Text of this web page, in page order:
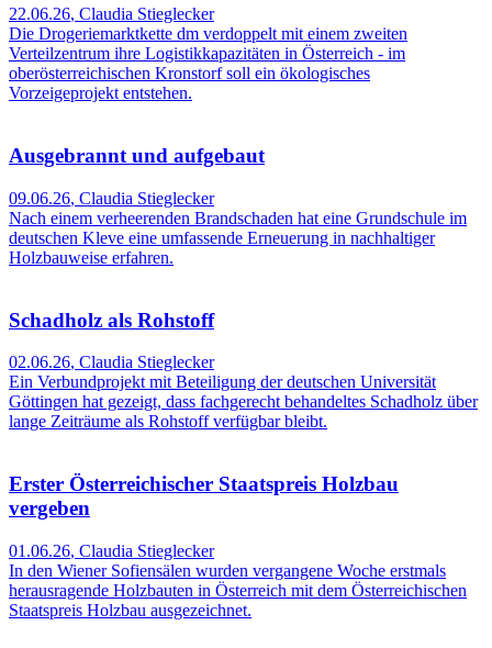
22.06.26, Claudia Stieglecker
Die Drogeriemarktkette dm verdoppelt mit einem zweiten
Verteilzentrum ihre Logistikkapazitäten in Österreich - im
oberösterreichischen Kronstorf soll ein ökologisches
Vorzeigeprojekt entstehen.
Ausgebrannt und aufgebaut
09.06.26, Claudia Stieglecker
Nach einem verheerenden Brandschaden hat eine Grundschule im
deutschen Kleve eine umfassende Erneuerung in nachhaltiger
Holzbauweise erfahren.
Schadholz als Rohstoff
02.06.26, Claudia Stieglecker
Ein Verbundprojekt mit Beteiligung der deutschen Universität
Göttingen hat gezeigt, dass fachgerecht behandeltes Schadholz über
lange Zeiträume als Rohstoff verfügbar bleibt.
Erster Österreichischer Staatspreis Holzbau
vergeben
01.06.26, Claudia Stieglecker
In den Wiener Sofiensälen wurden vergangene Woche erstmals
herausragende Holzbauten in Österreich mit dem Österreichischen
Staatspreis Holzbau ausgezeichnet.